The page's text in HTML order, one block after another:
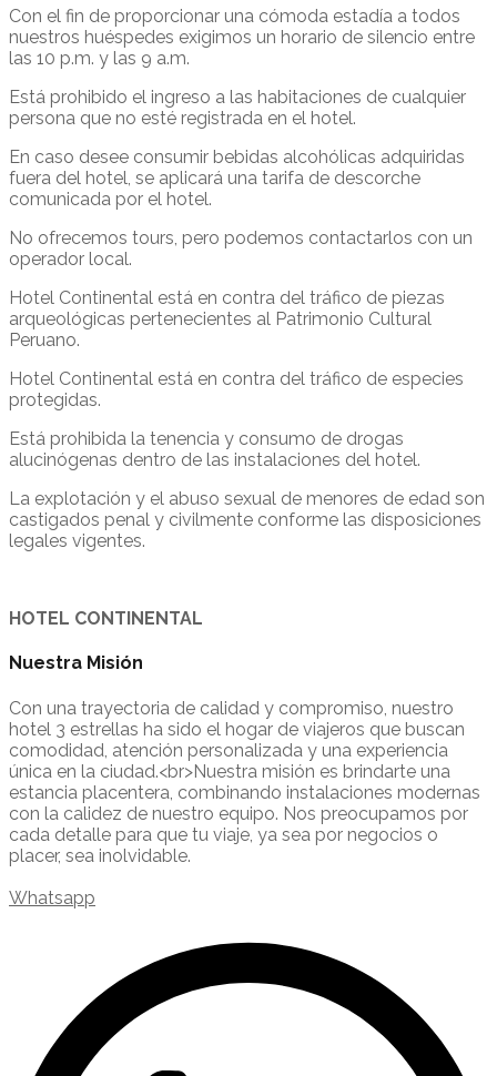
Con el fin de proporcionar una cómoda estadía a todos
nuestros huéspedes exigimos un horario de silencio entre
las 10 p.m. y las 9 a.m.
Está prohibido el ingreso a las habitaciones de cualquier
persona que no esté registrada en el hotel.
En caso desee consumir bebidas alcohólicas adquiridas
fuera del hotel, se aplicará una tarifa de descorche
comunicada por el hotel.
No ofrecemos tours, pero podemos contactarlos con un
operador local.
Hotel Continental está en contra del tráfico de piezas
arqueológicas pertenecientes al Patrimonio Cultural
Peruano.
Hotel Continental está en contra del tráfico de especies
protegidas.
Está prohibida la tenencia y consumo de drogas
alucinógenas dentro de las instalaciones del hotel.
La explotación y el abuso sexual de menores de edad son
castigados penal y civilmente conforme las disposiciones
legales vigentes.
HOTEL CONTINENTAL
Nuestra Misión
Con una trayectoria de calidad y compromiso, nuestro
hotel 3 estrellas ha sido el hogar de viajeros que buscan
comodidad, atención personalizada y una experiencia
única en la ciudad.<br>Nuestra misión es brindarte una
estancia placentera, combinando instalaciones modernas
con la calidez de nuestro equipo. Nos preocupamos por
cada detalle para que tu viaje, ya sea por negocios o
placer, sea inolvidable.
Whatsapp